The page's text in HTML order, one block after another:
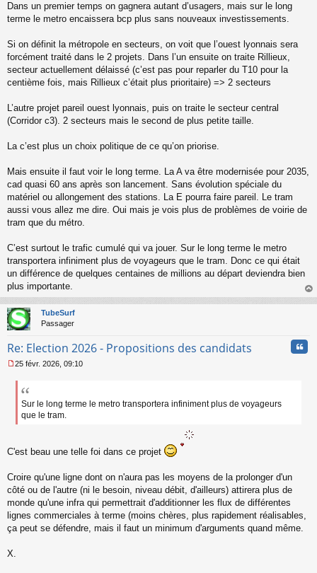
Dans un premier temps on gagnera autant d’usagers, mais sur le long
terme le metro encaissera bcp plus sans nouveaux investissements.
Si on définit la métropole en secteurs, on voit que l’ouest lyonnais sera
forcément traité dans le 2 projets. Dans l’un ensuite on traite Rillieux,
secteur actuellement délaissé (c’est pas pour reparler du T10 pour la
centième fois, mais Rillieux c’était plus prioritaire) => 2 secteurs
L’autre projet pareil ouest lyonnais, puis on traite le secteur central
(Corridor c3). 2 secteurs mais le second de plus petite taille.
La c’est plus un choix politique de ce qu’on priorise.
Mais ensuite il faut voir le long terme. La A va être modernisée pour 2035,
cad quasi 60 ans après son lancement. Sans évolution spéciale du
matériel ou allongement des stations. La E pourra faire pareil. Le tram
aussi vous allez me dire. Oui mais je vois plus de problèmes de voirie de
tram que du métro.
C’est surtout le trafic cumulé qui va jouer. Sur le long terme le metro
transportera infiniment plus de voyageurs que le tram. Donc ce qui était
un différence de quelques centaines de millions au départ deviendra bien
plus importante.
au
TubeSurf
Passager
Re: Election 2026 - Propositions des candidats
e
g
o
l
u
25 févr. 2026, 09:10
Sur le long terme le metro transportera infiniment plus de voyageurs
que le tram.
C'est beau une telle foi dans ce projet
Croire qu'une ligne dont on n'aura pas les moyens de la prolonger d'un
côté ou de l'autre (ni le besoin, niveau débit, d'ailleurs) attirera plus de
monde qu'une infra qui permettrait d'additionner les flux de différentes
lignes commerciales à terme (moins chères, plus rapidement réalisables,
ça peut se défendre, mais il faut un minimum d'arguments quand même.
X.